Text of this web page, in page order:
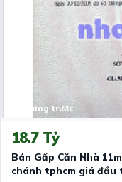
10 tháng trước
18.7 Tỷ
Bán Gấp Căn Nhà
chánh tphcm giá đầu